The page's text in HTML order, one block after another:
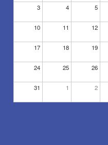
3 4 5
10 11 12
17 18 19
24 25 26
31 1 2